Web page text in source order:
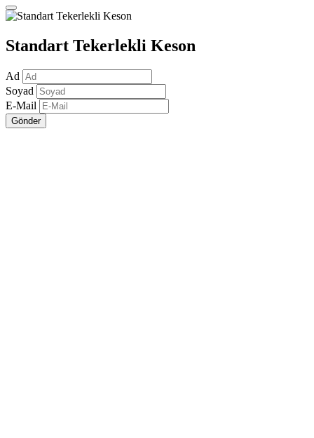
Standart Tekerlekli Keson
Ad
Soyad
E-Mail
Gönder